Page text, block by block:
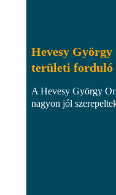
Hevesy György
területi forduló
A Hevesy György
nagyon jól